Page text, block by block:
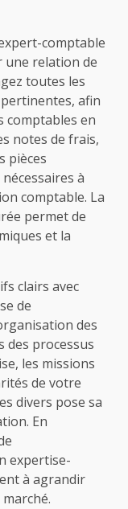
comptable
une relation de
toutes les
afin
comptables en
notes de frais,
pièces
à
comptable. La
permet de
et la
clairs avec
de
des
des processus
les missions
de votre
divers pose sa
En
expertise-
à agrandir